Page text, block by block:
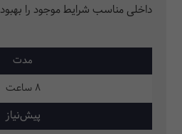
داخلی مناسب شرایط موجود را
مدت
8 ساعت
پیش‌نیاز